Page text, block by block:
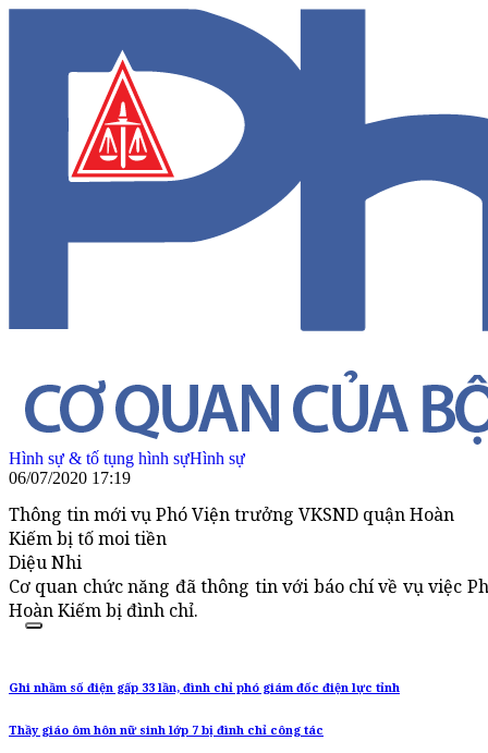
Hình sự & tố tụng hình sựHình sự
06/07/2020 17:19
Thông tin mới vụ Phó Viện trưởng VKSND quận Hoàn
Kiếm bị tố moi tiền
Diệu Nhi
Cơ quan chức năng đã thông tin với báo chí về vụ việc
Hoàn Kiếm bị đình chỉ.
Ghi nhầm số điện gấp 33 lần, đình chỉ phó giám đốc điện lực tỉnh
Thầy giáo ôm hôn nữ sinh lớp 7 bị đình chỉ công tác